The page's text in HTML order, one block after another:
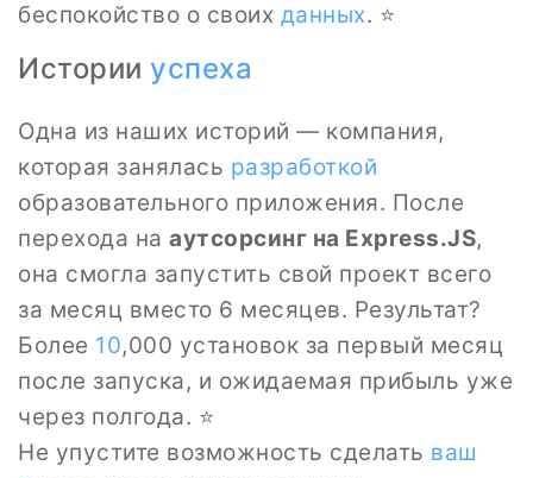
беспокойство о своих данных. ⭐
Истории успеха
Одна из наших историй — компания,
которая занялась разработкой
образовательного приложения. После
перехода на аутсорсинг на Express.JS,
она смогла запустить свой проект всего
за месяц вместо 6 месяцев. Результат?
Более 10,000 установок за первый месяц
после запуска, и ожидаемая прибыль уже
через полгода. ⭐
Не упустите возможность сделать ваш